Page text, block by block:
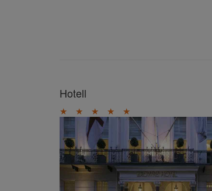
Hotell
★ ★ ★ ★ ★